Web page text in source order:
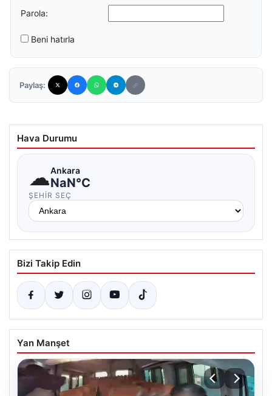
Parola:
Beni hatırla
Paylaş:
Hava Durumu
☁Ankara
NaN°C
ŞEHIR SEÇ
Bizi Takip Edin
Yan Manşet